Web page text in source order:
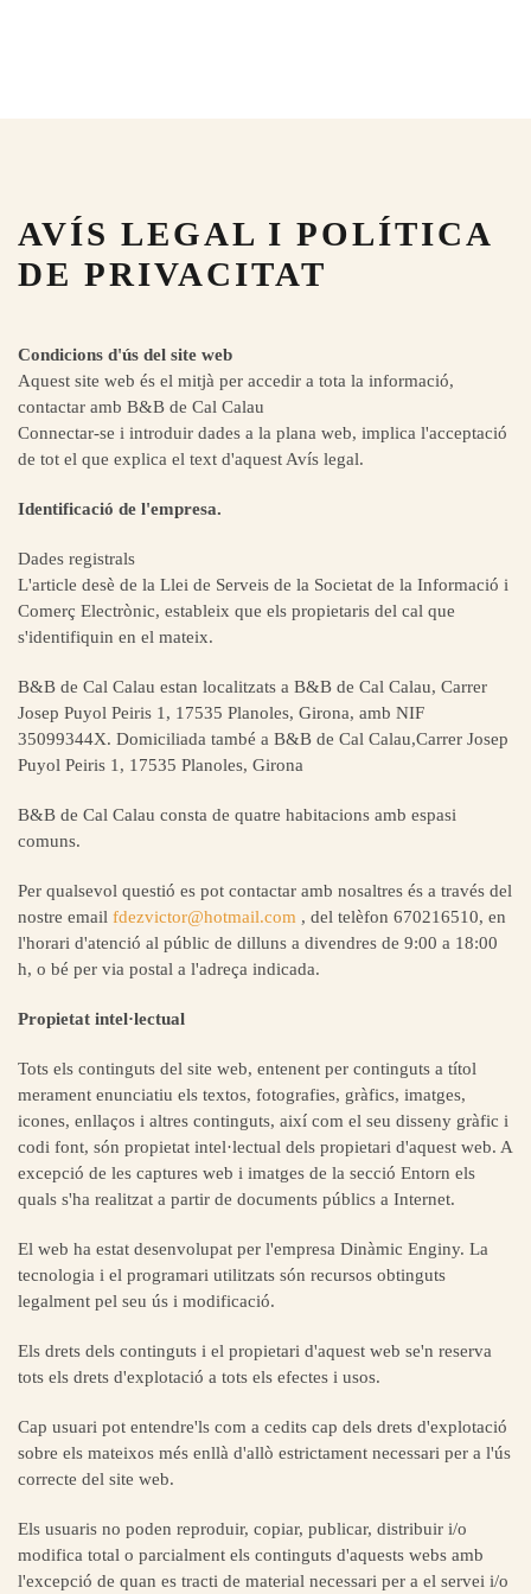
AVÍS LEGAL I POLÍTICA
DE PRIVACITAT
Condicions d'ús del site web
Aquest site web és el mitjà per accedir a tota la informació,
contactar amb B&B de Cal Calau
Connectar-se i introduir dades a la plana web, implica l'acceptació
de tot el que explica el text d'aquest Avís ‎legal.‎
Identificació de l'empresa.
Dades registrals
L'article desè de la Llei de Serveis de la Societat de la Informació i
Comerç Electrònic, estableix que els propietaris del cal que
s'identifiquin en el mateix.‎
B&B de Cal Calau estan localitzats a B&B de Cal Calau, Carrer
Josep Puyol Peiris 1, 17535 Planoles, Girona, amb NIF
35099344X. Domiciliada també a B&B de Cal Calau,Carrer Josep
Puyol Peiris 1, 17535 Planoles, Girona
B&B de Cal Calau consta de quatre habitacions amb espasi
comuns.
Per qualsevol questió es pot contactar amb nosaltres és a través del
nostre email fdezvictor@hotmail.com , del telèfon 670216510, en
l'horari d'atenció al públic de dilluns a divendres de ‎‎9:00 a 18:00
h, o bé per via postal a l'adreça indicada.‎
Propietat intel·lectual
Tots els continguts del site web, entenent per continguts a títol
merament enunciatiu els textos, ‎fotografies, gràfics, imatges,
icones, enllaços i altres continguts, així com el seu disseny gràfic i
codi font, són ‎propietat intel·lectual dels propietari d'aquest web. A
excepció de les captures web i imatges de la secció Entorn els
‎quals s'ha realitzat a partir de documents públics a ‎Internet.‎
El web ha estat desenvolupat per l'empresa Dinàmic Enginy. La
tecnologia i el programari utilitzats són recursos obtinguts
‎legalment pel seu ús i modificació.‎
Els drets dels continguts i el propietari d'aquest web se'n reserva
tots els drets d'explotació a tots els efectes i usos.‎
Cap usuari pot entendre'ls com a cedits cap dels drets d'explotació
sobre els mateixos més enllà d'allò ‎estrictament necessari per a l'ús
correcte del site web.‎
Els usuaris no poden reproduir, copiar, publicar, distribuir i/o
modifica total o parcialment els continguts ‎d'aquests webs amb
l'excepció de quan es tracti de material necessari per a el servei i/o